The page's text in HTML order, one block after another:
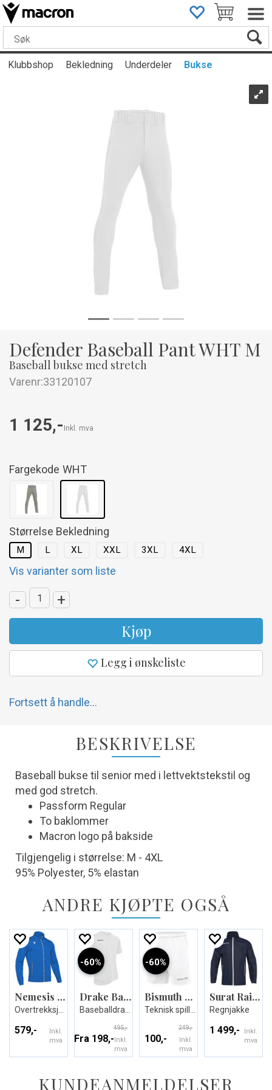
Klubbshop Bekledning Underdeler Bukse
Defender Baseball Pant WHT M
Baseball bukse med stretch
Varenr:33120107
1 125,- Inkl. mva
Fargekode WHT
Størrelse Bekledning
M L XL XXL 3XL 4XL
Vis varianter som liste
- +
Kjøp
Legg i ønskeliste
Fortsett å handle...
BESKRIVELSE
Baseball bukse til senior med i lettvektstekstil og
med god stretch.
Passform Regular
To baklommer
Macron logo på bakside
Tilgjengelig i størrelse: M - 4XL
95% Polyester, 5% elastan
ANDRE KJØPTE OGSÅ
Nemesis Full Zip Top
579,-
Inkl.
mva
60%
Drake Baseball Jersey
Fra 198,-Inkl.
mva
495,-
60%
Bismuth Match Day Short
100,-
Inkl.
mva
249,-
Surat Rain Jacket Waterproof
Regnjakke
1 499,-
Inkl.
mva
KUNDEANMELDELSER